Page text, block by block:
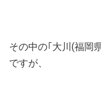
その中の｢大川(福岡
ですが、